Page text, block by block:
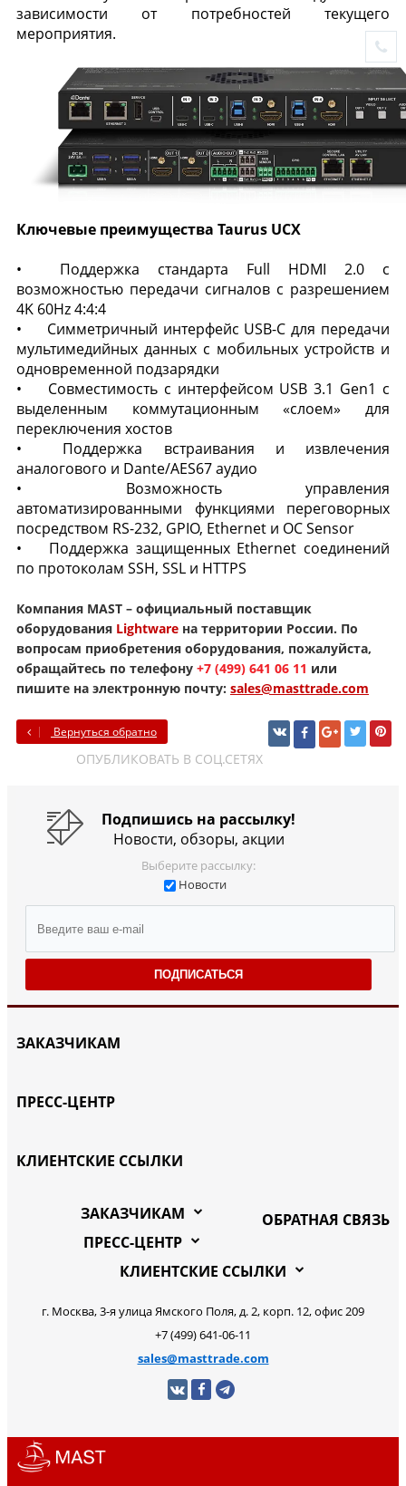
зависимости от потребностей текущего
мероприятия.
Ключевые преимущества Taurus UCX
•
Поддержка стандарта Full HDMI 2.0 с
возможностью передачи сигналов с разрешением
4K 60Hz 4:4:4
•
Симметричный интерфейс USB-C для передачи
мультимедийных данных с мобильных устройств и
одновременной подзарядки
•
Совместимость с интерфейсом USB 3.1 Gen1 с
выделенным коммутационным «слоем» для
переключения хостов
•
Поддержка встраивания и извлечения
аналогового и Dante/AES67 аудио
•
Возможность управления
автоматизированными функциями переговорных
посредством RS-232, GPIO, Ethernet и OC Sensor
•
Поддержка защищенных Ethernet соединений
по протоколам SSH, SSL и HTTPS
Компания MAST – официальный поставщик
оборудования Lightware на территории России. По
вопросам приобретения оборудования, пожалуйста,
обращайтесь по телефону +7 (499) 641 06 11 или
пишите на электронную почту: sales@masttrade.com
Вернуться обратно
ОПУБЛИКОВАТЬ В СОЦ.СЕТЯХ
Подпишись на рассылку!
Новости, обзоры, акции
Выберите рассылку:
Новости
ПОДПИСАТЬСЯ
ЗАКАЗЧИКАМ
ПРЕСС-ЦЕНТР
КЛИЕНТСКИЕ ССЫЛКИ
ОБРАТНАЯ СВЯЗЬ
ЗАКАЗЧИКАМ
ПРЕСС-ЦЕНТР
КЛИЕНТСКИЕ ССЫЛКИ
г. Москва, 3-я улица Ямского Поля, д. 2, корп. 12, офис 209
+7 (499) 641-06-11
sales@masttrade.com